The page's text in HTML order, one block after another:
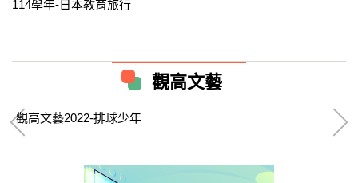
114學年-日本教育旅行
觀高文藝
觀高文藝2022-排球少年